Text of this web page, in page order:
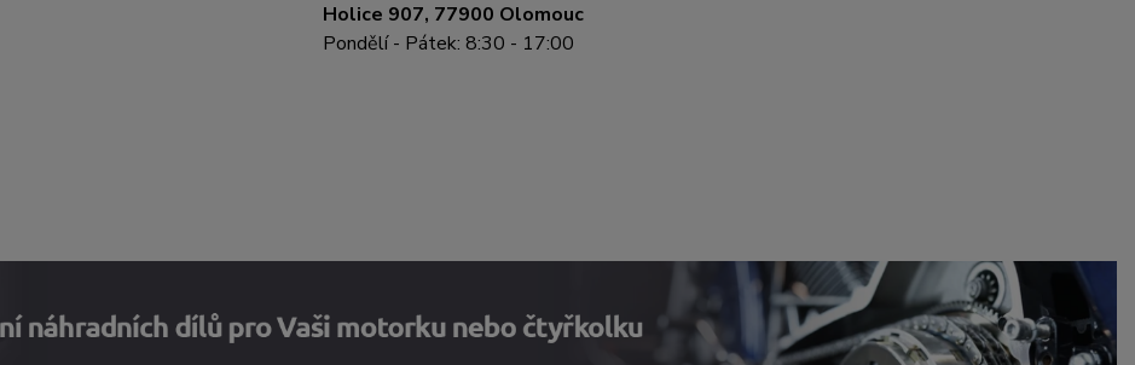
Holice 907, 77900 Olomouc
Pondělí - Pátek: 8:30 - 17:00